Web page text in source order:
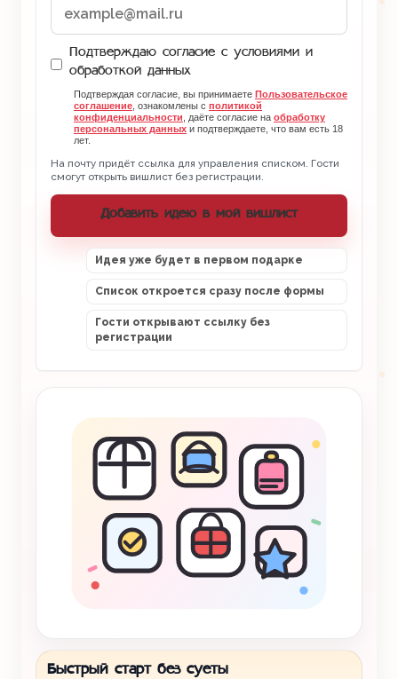
Подтверждаю согласие с условиями и
обработкой данных
Подтверждая согласие, вы принимаете Пользовательское
соглашение , ознакомлены с политикой
конфиденциальности , даёте согласие на обработку
персональных данных и подтверждаете, что вам есть 18
лет.
На почту придёт ссылка для управления списком. Гости
смогут открыть вишлист без регистрации.
Добавить идею в мой вишлист
Идея уже будет в первом подарке
Список откроется сразу после формы
Гости открывают ссылку без
регистрации
Быстрый старт без суеты